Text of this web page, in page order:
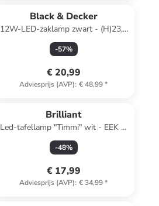
Black & Decker
12W-LED-zaklamp zwart - (H)23,3
cm
-57%
€ 20,99
Adviesprijs (AVP): € 48,99*
Brilliant
Led-tafellamp "Timmi" wit - EEK G
(A tot G)
-48%
€ 17,99
Adviesprijs (AVP): € 34,99*